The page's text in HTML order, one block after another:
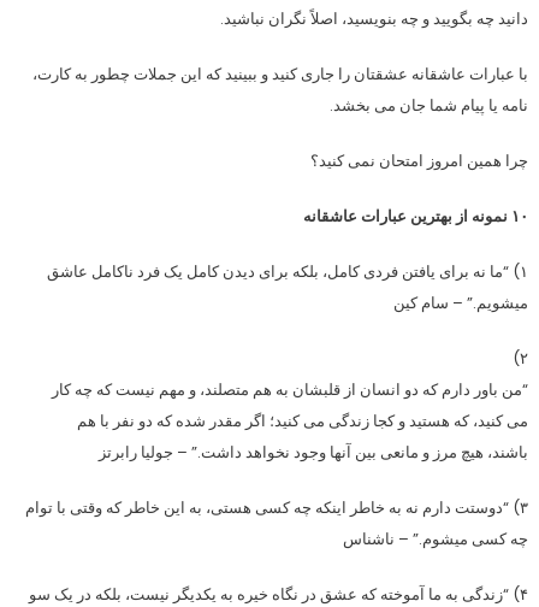
دانید چه بگویید و چه بنویسید، اصلاً نگران نباشید.
با عبارات عاشقانه عشقتان را جاری کنید و ببینید که این جملات چطور به کارت،
نامه یا پیام شما جان می بخشد.
چرا همین امروز امتحان نمی کنید؟
۱۰ نمونه از بهترین عبارات عاشقانه
۱) “ما نه برای یافتن فردی کامل، بلکه برای دیدن کامل یک فرد ناکامل عاشق
میشویم.” – سام کین
۲)
“من باور دارم که دو انسان از قلبشان به هم متصلند، و مهم نیست که چه کار
می کنید، که هستید و کجا زندگی می کنید؛ اگر مقدر شده که دو نفر با هم
باشند، هیچ مرز و مانعی بین آنها وجود نخواهد داشت.” – جولیا رابرتز
۳) “دوستت دارم نه به خاطر اینکه چه کسی هستی، به این خاطر که وقتی با توام
چه کسی میشوم.” – ناشناس
۴) “زندگی به ما آموخته که عشق در نگاه خیره به یکدیگر نیست، بلکه در یک سو